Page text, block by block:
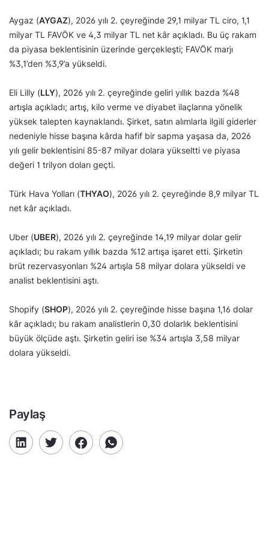
Aygaz (AYGAZ), 2026 yılı 2. çeyreğinde 29,1 milyar TL ciro, 1,1
milyar TL FAVÖK ve 4,3 milyar TL net kâr açıkladı. Bu üç rakam
da piyasa beklentisinin üzerinde gerçekleşti; FAVÖK marjı
%3,1’den %3,9’a yükseldi.
Eli Lilly (LLY), 2026 yılı 2. çeyreğinde geliri yıllık bazda %48
artışla açıkladı; artış, kilo verme ve diyabet ilaçlarına yönelik
yüksek talepten kaynaklandı. Şirket, satın alımlarla ilgili giderler
nedeniyle hisse başına kârda hafif bir sapma yaşasa da, 2026
yılı gelir beklentisini 85-87 milyar dolara yükseltti ve piyasa
değeri 1 trilyon doları geçti.
Türk Hava Yolları (THYAO), 2026 yılı 2. çeyreğinde 8,9 milyar TL
net kâr açıkladı.
Uber (UBER), 2026 yılı 2. çeyreğinde 14,19 milyar dolar gelir
açıkladı; bu rakam yıllık bazda %12 artışa işaret etti. Şirketin
brüt rezervasyonları %24 artışla 58 milyar dolara yükseldi ve
analist beklentisini aştı.
Shopify (SHOP), 2026 yılı 2. çeyreğinde hisse başına 1,16 dolar
kâr açıkladı; bu rakam analistlerin 0,30 dolarlık beklentisini
büyük ölçüde aştı. Şirketin geliri ise %34 artışla 3,58 milyar
dolara yükseldi.
Paylaş